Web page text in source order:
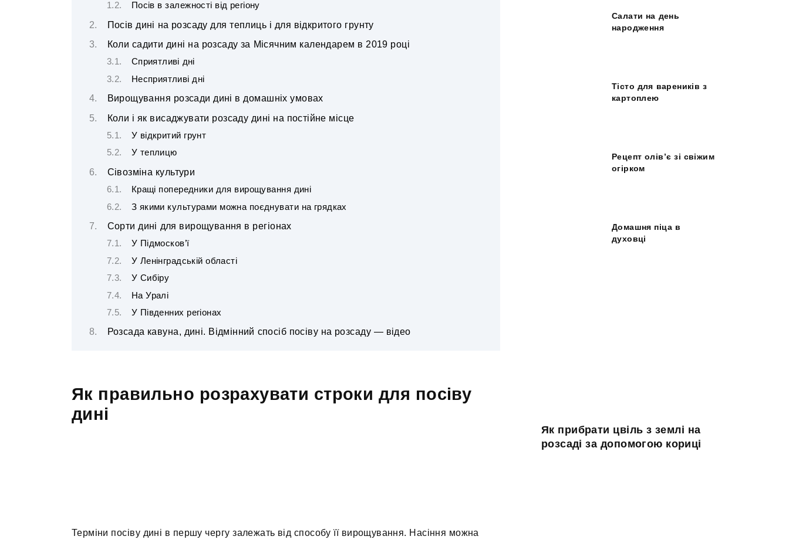
Посів в залежності від регіону
Посів дині на розсаду для теплиць і для відкритого грунту
Коли садити дині на розсаду за Місячним календарем в 2019 році
Сприятливі дні
Несприятливі дні
Вирощування розсади дині в домашніх умовах
Коли і як висаджувати розсаду дині на постійне місце
У відкритий грунт
У теплицю
Сівозміна культури
Кращі попередники для вирощування дині
З якими культурами можна поєднувати на грядках
Сорти дині для вирощування в регіонах
У Підмосков’ї
У Ленінградській області
У Сибіру
На Уралі
У Південних регіонах
Розсада кавуна, дині. Відмінний спосіб посіву на розсаду — відео
Як правильно розрахувати строки для посіву
дині
Терміни посіву дині в першу чергу залежать від способу її вирощування. Насіння можна
Салати на день
народження
Тісто для вареників з
картоплею
Рецепт олів’є зі свіжим
огірком
Домашня піца в
духовці
Як прибрати цвіль з землі на
розсаді за допомогою кориці